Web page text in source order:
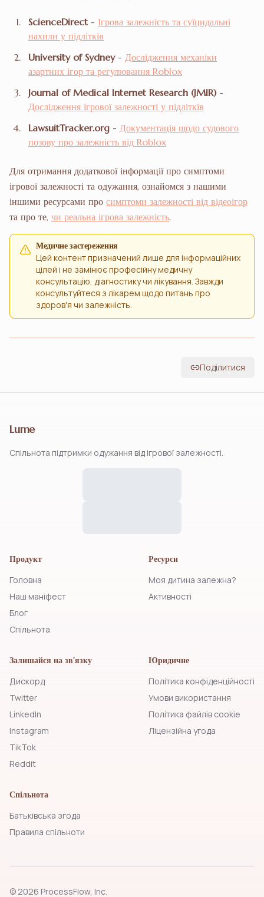
ScienceDirect - Ігрова залежність та суїцидальні
нахили у підлітків
University of Sydney- Дослідження механіки
азартних ігор та регулювання Roblox
Journal of Medical Internet Research (JMIR)-
Дослідження ігрової залежності у підлітків
LawsuitTracker.org - Документація щодо судового
позову про залежність від Roblox
Для отримання додаткової інформації про симптоми
ігрової залежності та одужання, ознайомся з нашими
іншими ресурсами про симптоми залежності від відеоігор
та про те, чи реальна ігрова залежність.
Медичне застереження
Цей контент призначений лише для інформаційних
цілей і не замінює професійну медичну
консультацію, діагностику чи лікування. Завжди
консультуйтеся з лікарем щодо питань про
здоров'я чи залежність.
Поділитися
Lume
Спільнота підтримки одужання від ігрової залежності.
Продукт
Головна
Наш маніфест
Блог
Спільнота
Ресурси
Моя дитина залежна?
Активності
Залишайся на зв'язку
Дискорд
Twitter
LinkedIn
Instagram
TikTok
Reddit
Юридичне
Політика конфіденційності
Умови використання
Політика файлів cookie
Ліцензійна угода
Спільнота
Батьківська згода
Правила спільноти
© 2026 ProcessFlow, Inc.